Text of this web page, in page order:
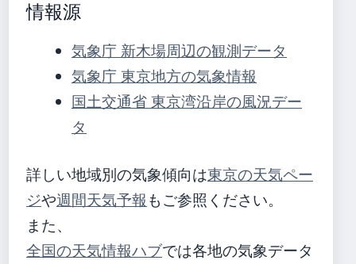
情報源
気象庁 新木場周辺の観測データ
気象庁 東京地方の気象情報
国土交通省 東京湾沿岸の風況デー
タ
詳しい地域別の気象傾向は東京の天気ペー
ジや週間天気予報もご参照ください。
また、
全国の天気情報ハブでは各地の気象データ